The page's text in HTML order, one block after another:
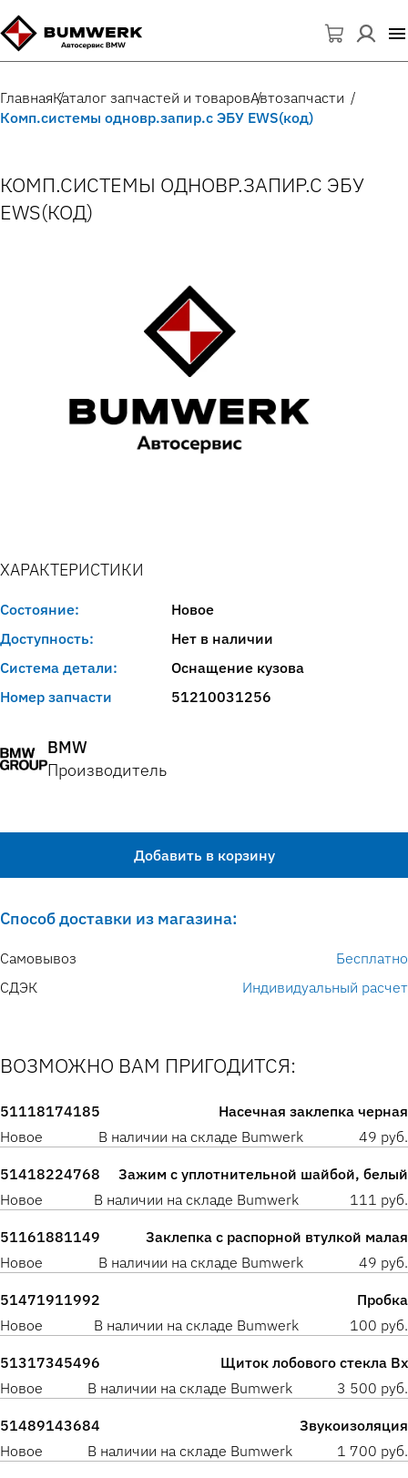
ГлавнаяКаталог запчастей и товаровАвтозапчасти
Комп.системы одновр.запир.с ЭБУ EWS(код)
КОМП.СИСТЕМЫ ОДНОВР.ЗАПИР.С ЭБУ
EWS(КОД)
ХАРАКТЕРИСТИКИ
Состояние:
Новое
Доступность:
Нет в наличии
Система детали:
Оснащение кузова
Номер запчасти
51210031256
BMW
Производитель
Добавить в корзину
Способ доставки из магазина:
Самовывоз
Бесплатно
СДЭК
Индивидуальный расчет
ВОЗМОЖНО ВАМ ПРИГОДИТСЯ:
51118174185
Насечная заклепка черная
Новое
В наличии на складе Bumwerk 49 руб.
51418224768
Зажим с уплотнительной шайбой, белый
Новое
В наличии на складе Bumwerk 111 руб.
51161881149
Заклепка с распорной втулкой малая
Новое
В наличии на складе Bumwerk 49 руб.
51471911992
Пробка
Новое
В наличии на складе Bumwerk 100 руб.
51317345496
Щиток лобового стекла Вх
Новое
В наличии на складе Bumwerk 3 500 руб.
51489143684
Звукоизоляция
Новое
В наличии на складе Bumwerk 1 700 руб.